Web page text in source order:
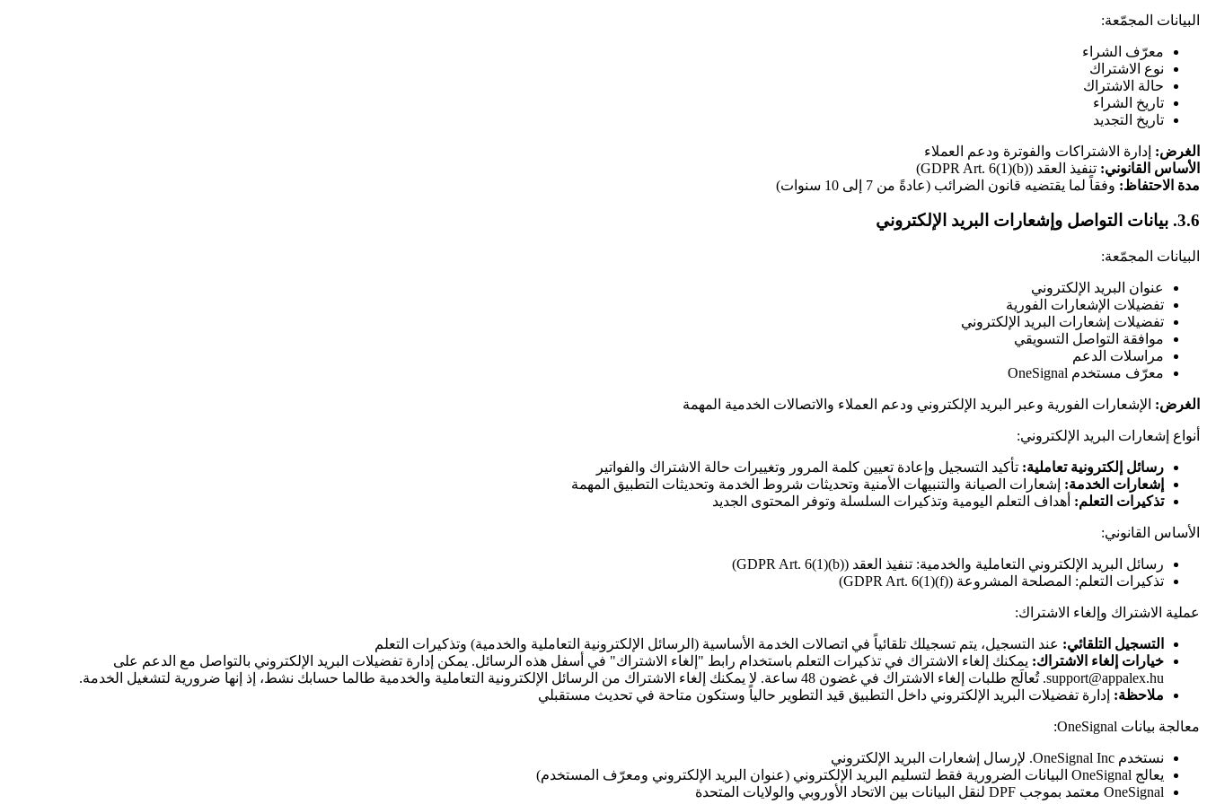
البيانات المجمّعة:
معرّف الشراء
نوع الاشتراك
حالة الاشتراك
تاريخ الشراء
تاريخ التجديد
الغرض: إدارة الاشتراكات والفوترة ودعم العملاء
الأساس القانوني: تنفيذ العقد (GDPR Art. 6(1)(b))
مدة الاحتفاظ: وفقاً لما يقتضيه قانون الضرائب (عادةً من 7 إلى 10 سنوات)
3.6. بيانات التواصل وإشعارات البريد الإلكتروني
البيانات المجمّعة:
عنوان البريد الإلكتروني
تفضيلات الإشعارات الفورية
تفضيلات إشعارات البريد الإلكتروني
موافقة التواصل التسويقي
مراسلات الدعم
معرّف مستخدم OneSignal
الغرض: الإشعارات الفورية وعبر البريد الإلكتروني ودعم العملاء والاتصالات الخدمية المهمة
أنواع إشعارات البريد الإلكتروني:
رسائل إلكترونية تعاملية: تأكيد التسجيل وإعادة تعيين كلمة المرور وتغييرات حالة الاشتراك والفواتير
إشعارات الخدمة: إشعارات الصيانة والتنبيهات الأمنية وتحديثات شروط الخدمة وتحديثات التطبيق المهمة
تذكيرات التعلم: أهداف التعلم اليومية وتذكيرات السلسلة وتوفر المحتوى الجديد
الأساس القانوني:
رسائل البريد الإلكتروني التعاملية والخدمية: تنفيذ العقد (GDPR Art. 6(1)(b))
تذكيرات التعلم: المصلحة المشروعة (GDPR Art. 6(1)(f))
عملية الاشتراك وإلغاء الاشتراك:
التسجيل التلقائي: عند التسجيل، يتم تسجيلك تلقائياً في اتصالات الخدمة الأساسية (الرسائل الإلكترونية التعاملية والخدمية) وتذكيرات التعلم
خيارات إلغاء الاشتراك: يمكنك إلغاء الاشتراك في تذكيرات التعلم باستخدام رابط "إلغاء الاشتراك" في أسفل هذه الرسائل. يمكن إدارة تفضيلات البريد الإلكتروني بالتواصل مع الدعم على
support@appalex.hu. تُعالَج طلبات إلغاء الاشتراك في غضون 48 ساعة. لا يمكنك إلغاء الاشتراك من الرسائل الإلكترونية التعاملية والخدمية طالما حسابك نشط، إذ إنها ضرورية لتشغيل الخدمة.
ملاحظة: إدارة تفضيلات البريد الإلكتروني داخل التطبيق قيد التطوير حالياً وستكون متاحة في تحديث مستقبلي
معالجة بيانات OneSignal:
نستخدم OneSignal Inc. لإرسال إشعارات البريد الإلكتروني
يعالج OneSignal البيانات الضرورية فقط لتسليم البريد الإلكتروني (عنوان البريد الإلكتروني ومعرّف المستخدم)
OneSignal معتمد بموجب DPF لنقل البيانات بين الاتحاد الأوروبي والولايات المتحدة